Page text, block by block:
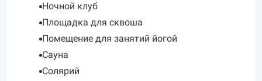
Ночной клуб
Площадка для сквоша
Помещение для занятий йогой
Сауна
Солярий